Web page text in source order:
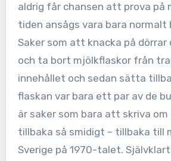
aldrig får chansen att prova på
tiden ansågs vara bara normalt
Saker som att knacka på dörrar
och ta bort mjölkflaskor från
innehållet och sedan sätta
flaskan var bara ett par av de
är saker som bara att skriva
tillbaka så smidigt – tillbaka till
Sverige på 1970-talet.